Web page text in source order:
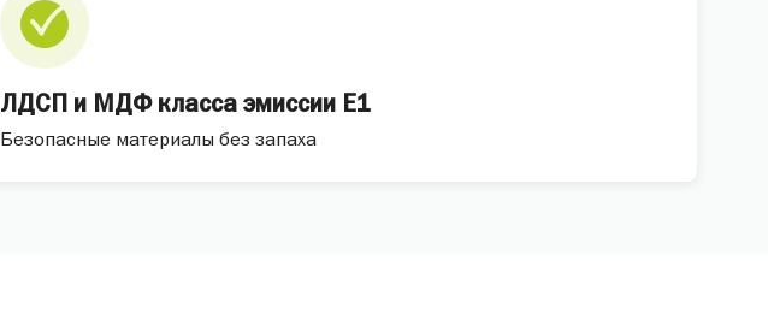
ЛДСП и МДФ класса эмиссии E1
Безопасные материалы без запаха